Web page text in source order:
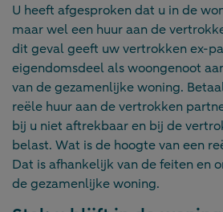
U heeft afgesproken dat u in de
maar wel een huur aan de
dit geval geeft uw vertrokken ex-
eigendomsdeel als woongenoot
van de gezamenlijke woning.
reële huur aan de vertrokken
bij u niet aftrekbaar en bij de
belast. Wat is de hoogte van een
Dat is afhankelijk van de feiten en
de gezamenlijke woning.